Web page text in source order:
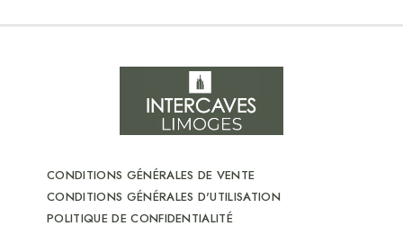
CONDITIONS GÉNÉRALES DE VENTE
CONDITIONS GÉNÉRALES D'UTILISATION
POLITIQUE DE CONFIDENTIALITÉ